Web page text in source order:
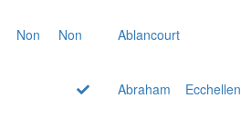
Non Non
Ablancourt
Abraham